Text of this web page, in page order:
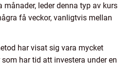
månader, leder denna typ av kurs
få veckor, vanligtvis mellan
har visat sig vara mycket
har tid att investera under en